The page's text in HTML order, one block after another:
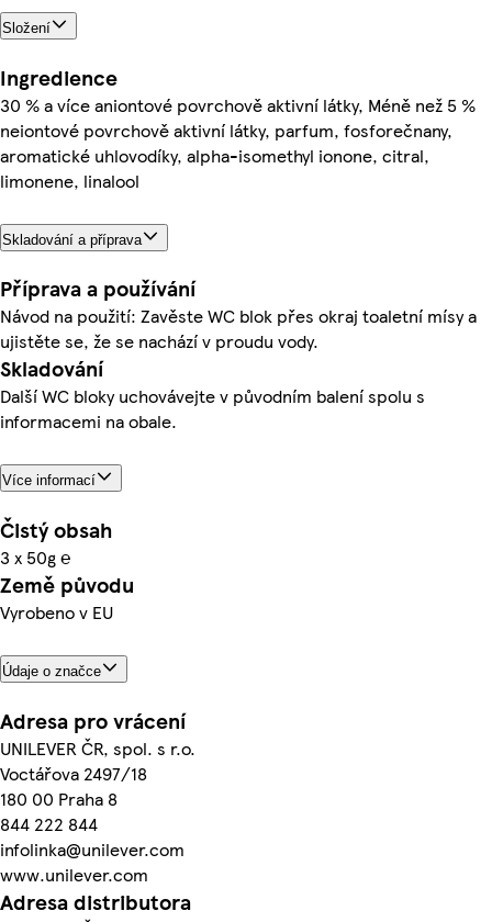
Složení
Ingredience
30 % a více aniontové povrchově aktivní látky, Méně než 5 %
neiontové povrchově aktivní látky, parfum, fosforečnany,
aromatické uhlovodíky, alpha-isomethyl ionone, citral,
limonene, linalool
Skladování a příprava
Příprava a používání
Návod na použití: Zavěste WC blok přes okraj toaletní mísy a
ujistěte se, že se nachází v proudu vody.
Skladování
Další WC bloky uchovávejte v původním balení spolu s
informacemi na obale.
Více informací
Čistý obsah
3 x 50g ℮
Země původu
Vyrobeno v EU
Údaje o značce
Adresa pro vrácení
UNILEVER ČR, spol. s r.o.
Voctářova 2497/18
180 00 Praha 8
844 222 844
infolinka@unilever.com
www.unilever.com
Adresa distributora